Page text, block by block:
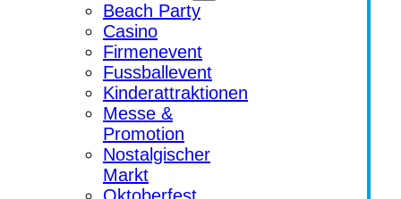
Beach Party
Casino
Firmenevent
Fussballevent
Kinderattraktionen
Messe &
Promotion
Nostalgischer
Markt